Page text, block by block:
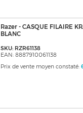
Razer - CASQUE FILAIRE
BLANC
SKU: RZR61138
EAN: 8887910061138
Prix de vente moyen constaté: